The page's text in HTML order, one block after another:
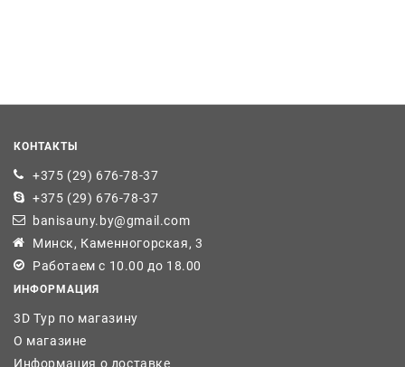
КОНТАКТЫ
+375 (29) 676-78-37
+375 (29) 676-78-37
banisauny.by@gmail.com
Минск, Каменногорская, 3
Работаем с 10.00 до 18.00
ИНФОРМАЦИЯ
3D Тур по магазину
О магазине
Информация о доставке